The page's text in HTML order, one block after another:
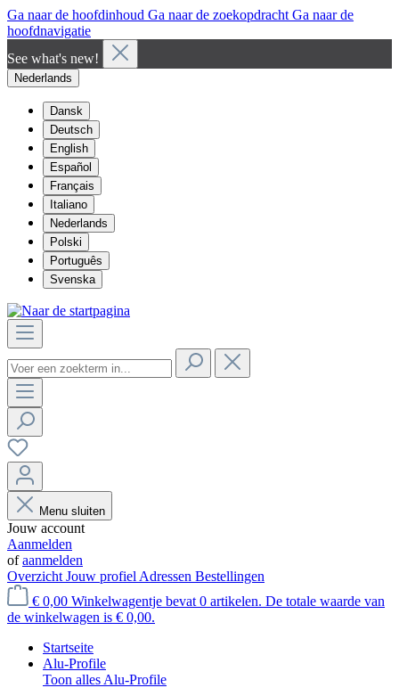
Ga naar de hoofdinhoud Ga naar de zoekopdracht Ga naar de
hoofdnavigatie
See what's new!
Nederlands
Dansk
Deutsch
English
Español
Français
Italiano
Nederlands
Polski
Português
Svenska
Menu sluiten
Jouw account
Aanmelden
ofaanmelden
Overzicht Jouw profiel Adressen Bestellingen
€ 0,00 Winkelwagentje bevat 0 artikelen. De totale waarde van
de winkelwagen is € 0,00.
Startseite
Alu-Profile
Toon alles Alu-Profile